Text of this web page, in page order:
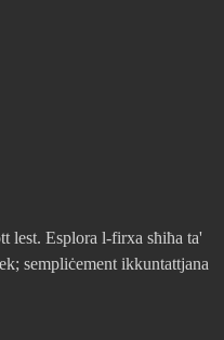
lest. Esplora l-firxa sħiħa ta'
sempliċement ikkuntattjana